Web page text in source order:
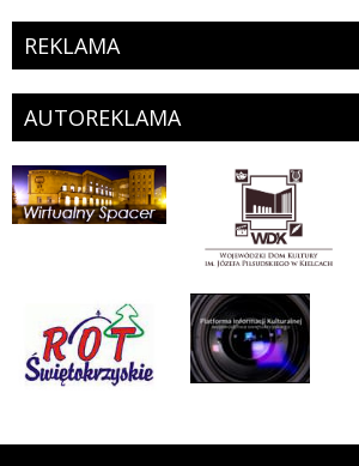
REKLAMA
AUTOREKLAMA